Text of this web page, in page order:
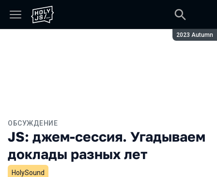
Сезон:
2023 Autumn
ОБСУЖДЕНИЕ
JS: джем-сессия. Угадываем
доклады разных лет
HolySound